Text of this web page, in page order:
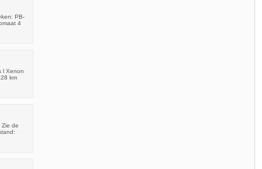
PB-
4
l Xenon
km
Zie de